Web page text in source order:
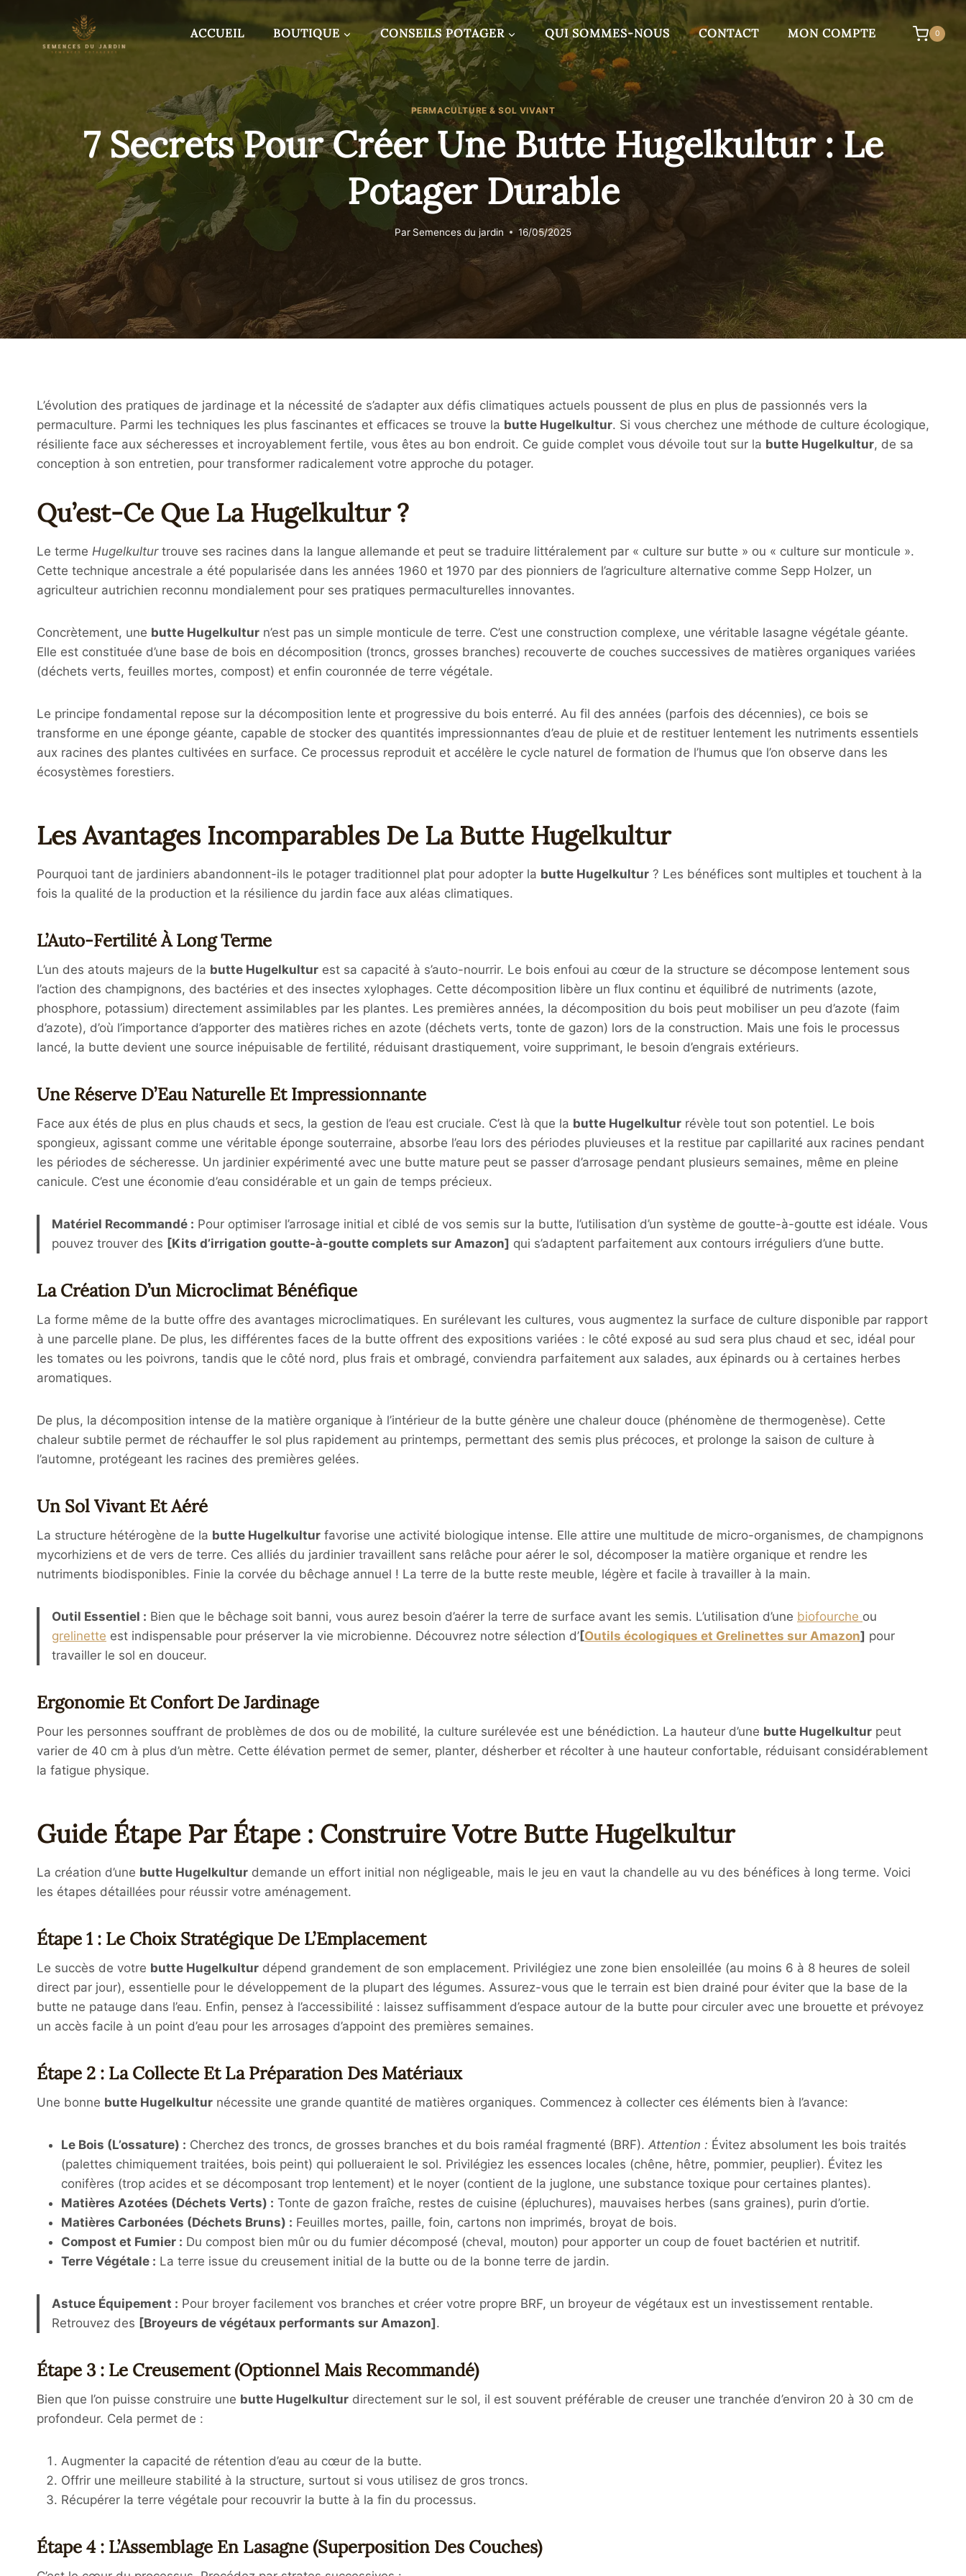
contenu
ACCUEIL BOUTIQUE CONSEILS POTAGER QUI SOMMES-NOUS CONTACT MON COMPTE 0
PERMACULTURE & SOL VIVANT
7 Secrets Pour Créer Une Butte Hugelkultur : Le
Potager Durable
Par Semences du jardin 16/05/2025
L’évolution des pratiques de jardinage et la nécessité de s’adapter aux défis climatiques actuels poussent de plus en plus de passionnés vers la
permaculture. Parmi les techniques les plus fascinantes et efficaces se trouve la butte Hugelkultur. Si vous cherchez une méthode de culture écologique,
résiliente face aux sécheresses et incroyablement fertile, vous êtes au bon endroit. Ce guide complet vous dévoile tout sur la butte Hugelkultur, de sa
conception à son entretien, pour transformer radicalement votre approche du potager.
Qu’est-Ce Que La Hugelkultur ?
Le terme Hugelkulturtrouve ses racines dans la langue allemande et peut se traduire littéralement par « culture sur butte » ou « culture sur monticule ».
Cette technique ancestrale a été popularisée dans les années 1960 et 1970 par des pionniers de l’agriculture alternative comme Sepp Holzer, un
agriculteur autrichien reconnu mondialement pour ses pratiques permaculturelles innovantes.
Concrètement, une butte Hugelkultur n’est pas un simple monticule de terre. C’est une construction complexe, une véritable lasagne végétale géante.
Elle est constituée d’une base de bois en décomposition (troncs, grosses branches) recouverte de couches successives de matières organiques variées
(déchets verts, feuilles mortes, compost) et enfin couronnée de terre végétale.
Le principe fondamental repose sur la décomposition lente et progressive du bois enterré. Au fil des années (parfois des décennies), ce bois se
transforme en une éponge géante, capable de stocker des quantités impressionnantes d’eau de pluie et de restituer lentement les nutriments essentiels
aux racines des plantes cultivées en surface. Ce processus reproduit et accélère le cycle naturel de formation de l’humus que l’on observe dans les
écosystèmes forestiers.
Les Avantages Incomparables De La Butte Hugelkultur
Pourquoi tant de jardiniers abandonnent-ils le potager traditionnel plat pour adopter la butte Hugelkultur ? Les bénéfices sont multiples et touchent à la
fois la qualité de la production et la résilience du jardin face aux aléas climatiques.
L’Auto-Fertilité À Long Terme
L’un des atouts majeurs de la butte Hugelkultur est sa capacité à s’auto-nourrir. Le bois enfoui au cœur de la structure se décompose lentement sous
l’action des champignons, des bactéries et des insectes xylophages. Cette décomposition libère un flux continu et équilibré de nutriments (azote,
phosphore, potassium) directement assimilables par les plantes. Les premières années, la décomposition du bois peut mobiliser un peu d’azote (faim
d’azote), d’où l’importance d’apporter des matières riches en azote (déchets verts, tonte de gazon) lors de la construction. Mais une fois le processus
lancé, la butte devient une source inépuisable de fertilité, réduisant drastiquement, voire supprimant, le besoin d’engrais extérieurs.
Une Réserve D’Eau Naturelle Et Impressionnante
Face aux étés de plus en plus chauds et secs, la gestion de l’eau est cruciale. C’est là que la butte Hugelkultur révèle tout son potentiel. Le bois
spongieux, agissant comme une véritable éponge souterraine, absorbe l’eau lors des périodes pluvieuses et la restitue par capillarité aux racines pendant
les périodes de sécheresse. Un jardinier expérimenté avec une butte mature peut se passer d’arrosage pendant plusieurs semaines, même en pleine
canicule. C’est une économie d’eau considérable et un gain de temps précieux.
Matériel Recommandé : Pour optimiser l’arrosage initial et ciblé de vos semis sur la butte, l’utilisation d’un système de goutte-à-goutte est idéale. Vous
pouvez trouver des [Kits d’irrigation goutte-à-goutte complets sur Amazon] qui s’adaptent parfaitement aux contours irréguliers d’une butte.
La Création D’un Microclimat Bénéfique
La forme même de la butte offre des avantages microclimatiques. En surélevant les cultures, vous augmentez la surface de culture disponible par rapport
à une parcelle plane. De plus, les différentes faces de la butte offrent des expositions variées : le côté exposé au sud sera plus chaud et sec, idéal pour
les tomates ou les poivrons, tandis que le côté nord, plus frais et ombragé, conviendra parfaitement aux salades, aux épinards ou à certaines herbes
aromatiques.
De plus, la décomposition intense de la matière organique à l’intérieur de la butte génère une chaleur douce (phénomène de thermogenèse). Cette
chaleur subtile permet de réchauffer le sol plus rapidement au printemps, permettant des semis plus précoces, et prolonge la saison de culture à
l’automne, protégeant les racines des premières gelées.
Un Sol Vivant Et Aéré
La structure hétérogène de la butte Hugelkultur favorise une activité biologique intense. Elle attire une multitude de micro-organismes, de champignons
mycorhiziens et de vers de terre. Ces alliés du jardinier travaillent sans relâche pour aérer le sol, décomposer la matière organique et rendre les
nutriments biodisponibles. Finie la corvée du bêchage annuel ! La terre de la butte reste meuble, légère et facile à travailler à la main.
Outil Essentiel : Bien que le bêchage soit banni, vous aurez besoin d’aérer la terre de surface avant les semis. L’utilisation d’une biofourche ou
grelinette est indispensable pour préserver la vie microbienne. Découvrez notre sélection d’[Outils écologiques et Grelinettes sur Amazon] pour
travailler le sol en douceur.
Ergonomie Et Confort De Jardinage
Pour les personnes souffrant de problèmes de dos ou de mobilité, la culture surélevée est une bénédiction. La hauteur d’une butte Hugelkultur peut
varier de 40 cm à plus d’un mètre. Cette élévation permet de semer, planter, désherber et récolter à une hauteur confortable, réduisant considérablement
la fatigue physique.
Guide Étape Par Étape : Construire Votre Butte Hugelkultur
La création d’une butte Hugelkultur demande un effort initial non négligeable, mais le jeu en vaut la chandelle au vu des bénéfices à long terme. Voici
les étapes détaillées pour réussir votre aménagement.
Étape 1 : Le Choix Stratégique De L’Emplacement
Le succès de votre butte Hugelkultur dépend grandement de son emplacement. Privilégiez une zone bien ensoleillée (au moins 6 à 8 heures de soleil
direct par jour), essentielle pour le développement de la plupart des légumes. Assurez-vous que le terrain est bien drainé pour éviter que la base de la
butte ne patauge dans l’eau. Enfin, pensez à l’accessibilité : laissez suffisamment d’espace autour de la butte pour circuler avec une brouette et prévoyez
un accès facile à un point d’eau pour les arrosages d’appoint des premières semaines.
Étape 2 : La Collecte Et La Préparation Des Matériaux
Une bonne butte Hugelkultur nécessite une grande quantité de matières organiques. Commencez à collecter ces éléments bien à l’avance:
Le Bois (L’ossature) : Cherchez des troncs, de grosses branches et du bois raméal fragmenté (BRF). Attention : Évitez absolument les bois traités
(palettes chimiquement traitées, bois peint) qui pollueraient le sol. Privilégiez les essences locales (chêne, hêtre, pommier, peuplier). Évitez les
conifères (trop acides et se décomposant trop lentement) et le noyer (contient de la juglone, une substance toxique pour certaines plantes).
Matières Azotées (Déchets Verts) : Tonte de gazon fraîche, restes de cuisine (épluchures), mauvaises herbes (sans graines), purin d’ortie.
Matières Carbonées (Déchets Bruns) : Feuilles mortes, paille, foin, cartons non imprimés, broyat de bois.
Compost et Fumier : Du compost bien mûr ou du fumier décomposé (cheval, mouton) pour apporter un coup de fouet bactérien et nutritif.
Terre Végétale : La terre issue du creusement initial de la butte ou de la bonne terre de jardin.
Astuce Équipement : Pour broyer facilement vos branches et créer votre propre BRF, un broyeur de végétaux est un investissement rentable.
Retrouvez des [Broyeurs de végétaux performants sur Amazon].
Étape 3 : Le Creusement (Optionnel Mais Recommandé)
Bien que l’on puisse construire une butte Hugelkultur directement sur le sol, il est souvent préférable de creuser une tranchée d’environ 20 à 30 cm de
profondeur. Cela permet de :
Augmenter la capacité de rétention d’eau au cœur de la butte.
Offrir une meilleure stabilité à la structure, surtout si vous utilisez de gros troncs.
Récupérer la terre végétale pour recouvrir la butte à la fin du processus.
Étape 4 : L’Assemblage En Lasagne (Superposition Des Couches)